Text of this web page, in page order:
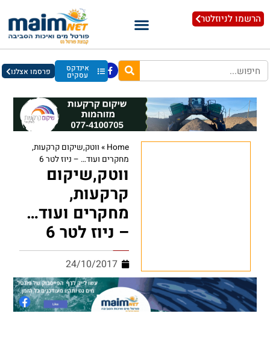
הרשמו לניוזלטר
אינדקס
עסקים פרסמו אצלנו
Home
» ווטק,שיקום קרקעות,
מחקרים ועוד… – ניוז לטר 6
ווטק,שיקום
קרקעות,
מחקרים ועוד…
– ניוז לטר 6
24/10/2017